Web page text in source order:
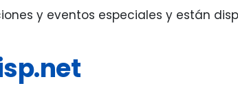
y eventos especiales y están